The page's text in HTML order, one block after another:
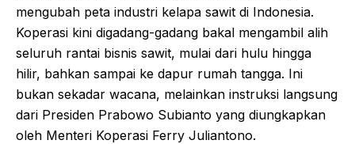
mengubah peta industri kelapa sawit di Indonesia.
Koperasi kini digadang-gadang bakal mengambil alih
seluruh rantai bisnis sawit, mulai dari hulu hingga
hilir, bahkan sampai ke dapur rumah tangga. Ini
bukan sekadar wacana, melainkan instruksi langsung
dari Presiden Prabowo Subianto yang diungkapkan
oleh Menteri Koperasi Ferry Juliantono.